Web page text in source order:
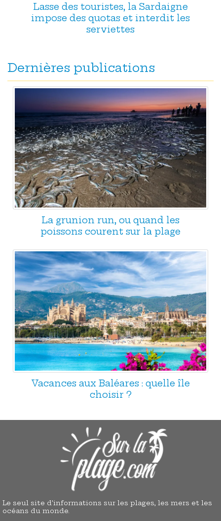
Lasse des touristes, la Sardaigne
impose des quotas et interdit les
serviettes
Dernières publications
La grunion run, ou quand les
poissons courent sur la plage
Vacances aux Baléares : quelle île
choisir ?
Le seul site d'informations sur les plages, les mers et les
océans du monde.